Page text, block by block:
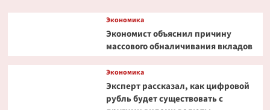
Экономика
Экономист объяснил причину
массового обналичивания вкладов
Экономика
Эксперт рассказал, как цифровой
рубль будет существовать с